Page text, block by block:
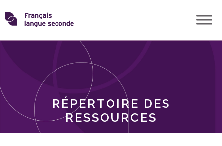
Skip
toTransformons
langue
RÉPERTOIRE DES
RESSOURCES
THÈMES